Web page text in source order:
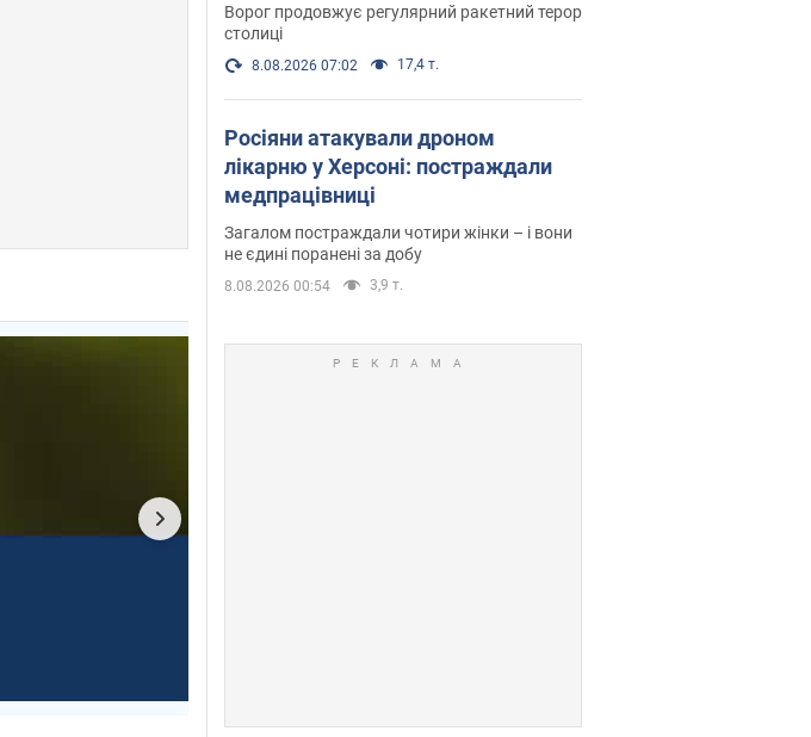
Ворог продовжує регулярний ракетний терор
столиці
8.08.2026 07:02 17,4 т.
Росіяни атакували дроном
лікарню у Херсоні: постраждали
медпрацівниці
Загалом постраждали чотири жінки – і вони
не єдині поранені за добу
8.08.2026 00:54 3,9 т.